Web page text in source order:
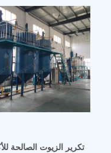
بحث عن سوق الزيوت
تكرير الزيوت الصالحة